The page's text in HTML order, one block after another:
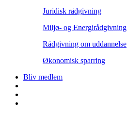
Juridisk rådgivning
Miljø- og Energirådgivning
Rådgivning om uddannelse
Økonomisk sparring
Bliv medlem